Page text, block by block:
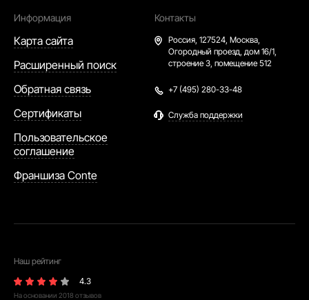
Информация
Карта сайта
Расширенный поиск
Обратная связь
Сертификаты
Пользовательское
соглашение
Франшиза Conte
Контакты
Россия, 127524, Москва,
Огородный проезд, дом 16/1,
строение 3, помещение 512
+7 (495) 280-33-48
Служба поддержки
Наш рейтинг
4.3
На основании 2018 отзывов